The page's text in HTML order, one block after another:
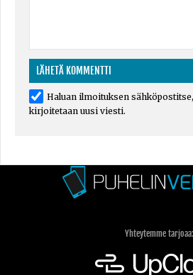
Haluan ilmoituksen
kirjoitetaan uusi viesti.
Yhteytemme tarjoaa: